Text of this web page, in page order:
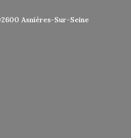
acquéreur
Asnières-Sur-Seine